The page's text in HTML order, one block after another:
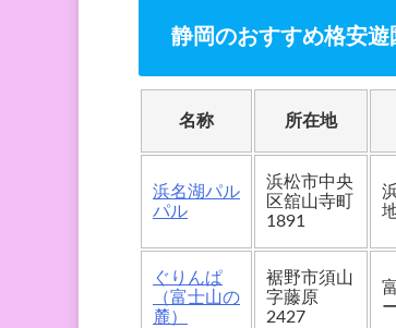
静岡のおすすめ格安遊
名称 所在地
浜名湖パル
パル
浜松市中央
区舘山寺町
1891
ぐりんぱ
（富士山の
麓）
裾野市須山
字藤原
2427